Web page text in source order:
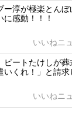
ー淳が極楽とん
感動！！！
いいねニ
ビートたけしが
いくれ！」と請
いいねニ